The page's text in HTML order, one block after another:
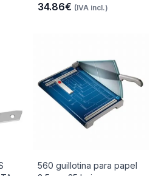
34.86€ (IVA incl.)
560 guillotina para papel